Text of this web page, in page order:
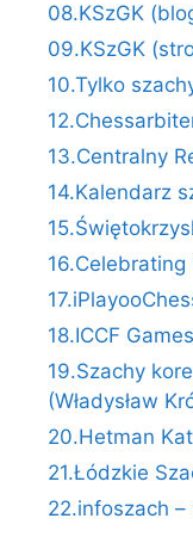
08.KSzGK
09.KSzGK
10.Tylko
13.Centralny
14.Kalendarz
18.ICCF
19.Szachy
(Władysław
20.Hetman
21.Łódzkie
22.infoszach